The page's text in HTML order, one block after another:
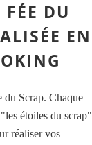
DU
EN
du Scrap. Chaque
étoiles du scrap"
réaliser vos